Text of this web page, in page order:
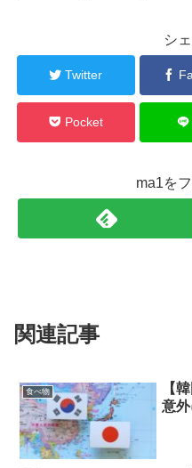
シ
Twitter
Pocket
ma1を
関連記事
食べ物
【
意外